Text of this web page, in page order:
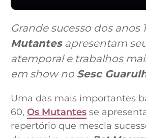
Grande sucesso dos anos
Mutantesapresentam
atemporal e trabalhos
em show no Sesc
Uma das mais importantes
60, Os Mutantesse
repertório que mescla